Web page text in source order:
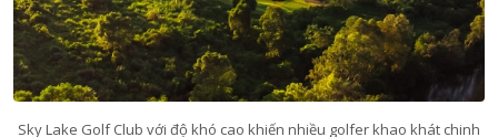
Sky Lake Golf Club với độ khó cao khiến nhiều golfer khao khát chinh